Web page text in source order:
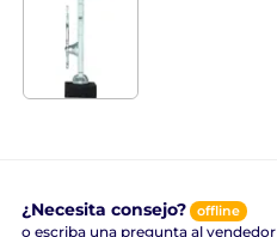
¿Necesita consejo? offline
o escriba una pregunta al vendedor